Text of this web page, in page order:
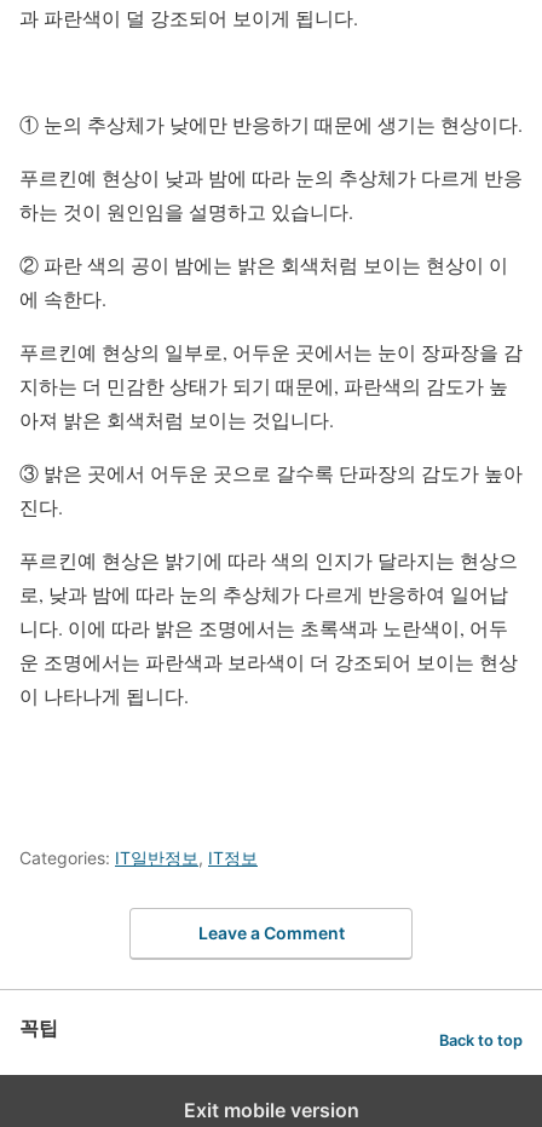
과 파란색이 덜 강조되어 보이게 됩니다.
① 눈의 추상체가 낮에만 반응하기 때문에 생기는 현상이다.
푸르킨예 현상이 낮과 밤에 따라 눈의 추상체가 다르게 반응
하는 것이 원인임을 설명하고 있습니다.
② 파란 색의 공이 밤에는 밝은 회색처럼 보이는 현상이 이
에 속한다.
푸르킨예 현상의 일부로, 어두운 곳에서는 눈이 장파장을 감
지하는 더 민감한 상태가 되기 때문에, 파란색의 감도가 높
아져 밝은 회색처럼 보이는 것입니다.
③ 밝은 곳에서 어두운 곳으로 갈수록 단파장의 감도가 높아
진다.
푸르킨예 현상은 밝기에 따라 색의 인지가 달라지는 현상으
로, 낮과 밤에 따라 눈의 추상체가 다르게 반응하여 일어납
니다. 이에 따라 밝은 조명에서는 초록색과 노란색이, 어두
운 조명에서는 파란색과 보라색이 더 강조되어 보이는 현상
이 나타나게 됩니다.
Categories: IT일반정보, IT정보
Leave a Comment
꼭팁 Back to top
Exit mobile version